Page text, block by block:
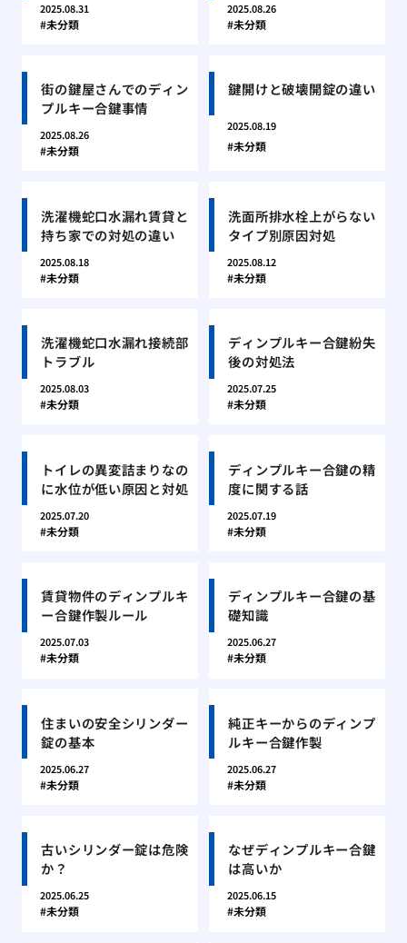
2025.08.31
未分類
2025.08.26
未分類
街の鍵屋さんでのディン
プルキー合鍵事情
2025.08.26
未分類
鍵開けと破壊開錠の違い
2025.08.19
未分類
洗濯機蛇口水漏れ賃貸と
持ち家での対処の違い
2025.08.18
未分類
洗面所排水栓上がらない
タイプ別原因対処
2025.08.12
未分類
洗濯機蛇口水漏れ接続部
トラブル
2025.08.03
未分類
ディンプルキー合鍵紛失
後の対処法
2025.07.25
未分類
トイレの異変詰まりなの
に水位が低い原因と対処
2025.07.20
未分類
ディンプルキー合鍵の精
度に関する話
2025.07.19
未分類
賃貸物件のディンプルキ
ー合鍵作製ルール
2025.07.03
未分類
ディンプルキー合鍵の基
礎知識
2025.06.27
未分類
住まいの安全シリンダー
錠の基本
2025.06.27
未分類
純正キーからのディンプ
ルキー合鍵作製
2025.06.27
未分類
古いシリンダー錠は危険
か？
2025.06.25
未分類
なぜディンプルキー合鍵
は高いか
2025.06.15
未分類